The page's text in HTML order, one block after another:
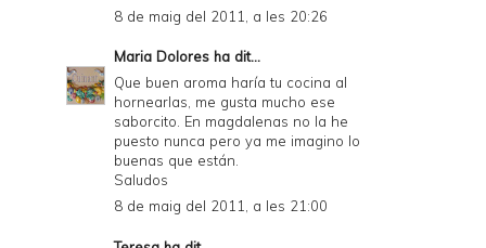
8 de maig del 2011, a les 20:26
Maria Dolores ha dit...
Que buen aroma haría tu cocina al
hornearlas, me gusta mucho ese
saborcito. En magdalenas no la he
puesto nunca pero ya me imagino lo
buenas que están.
Saludos
8 de maig del 2011, a les 21:00